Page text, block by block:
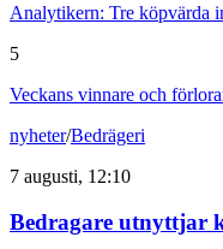
Analytikern: Tre köpvärda
5
Veckans vinnare och
nyheter/Bedrägeri
7 augusti, 12:10
Bedragare utnyttjar